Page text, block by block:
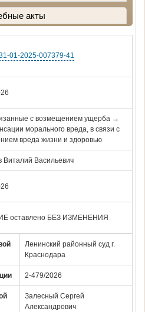
акты
01-2025-007379-41
с возмещением ущерба →
морального вреда, в связи с
вреда жизни и здоровью
Виталий Васильевич
оставлено БЕЗ ИЗМЕНЕНИЯ
Ленинский районный суд г.
Краснодара
2-479/2026
Залесный Сергей
Александрович